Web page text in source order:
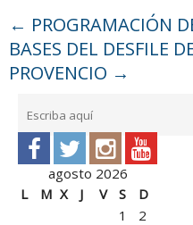
← PROGRAMACIÓN
BASES DEL DESFILE
PROVENCIO →
agosto 2026
L
M X J V S
D
1
2